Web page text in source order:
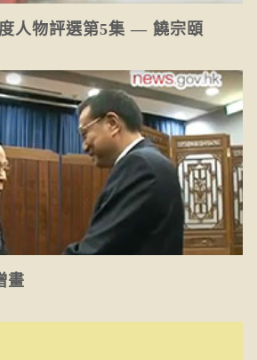
人物評選第5集 — 饒宗頤
畫